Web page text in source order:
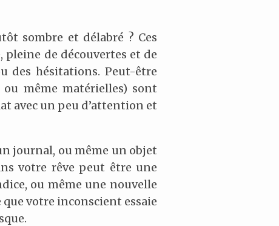
sombre et délabré ? Ces
de découvertes et de
des hésitations. Peut-être
ou même matérielles) sont
avec un peu d’attention et
journal, ou même un objet
votre rêve peut être une
ou même une nouvelle
votre inconscient essaie